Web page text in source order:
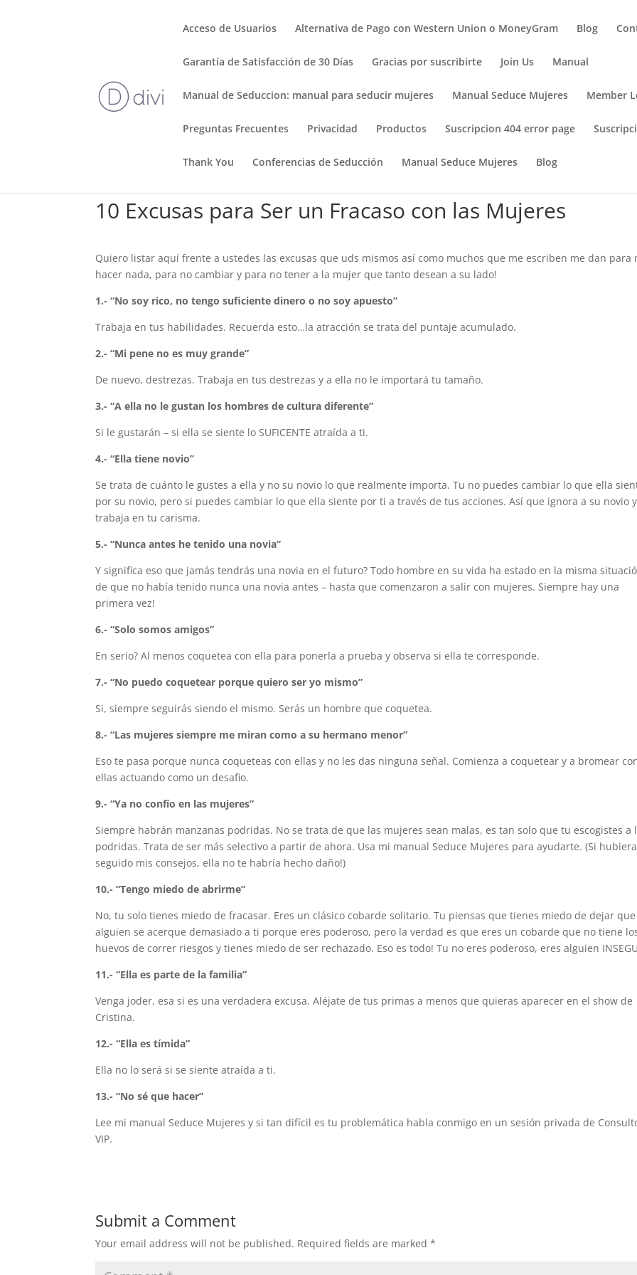
Acceso de Usuarios Alternativa de Pago con Western Union o MoneyGram Blog
Garantía de Satisfacción de 30 Días Gracias por suscribirte Join Us Manual
Manual de Seduccion: manual para seducir mujeres Manual Seduce Mujeres Member
Preguntas Frecuentes Privacidad Productos Suscripcion 404 error page
Thank You Conferencias de Seducción Manual Seduce Mujeres Blog
10 Excusas para Ser un Fracaso con las Mujeres
Quiero listar aquí frente a ustedes las excusas que uds mismos así como muchos que me escriben me dan para
hacer nada, para no cambiar y para no tener a la mujer que tanto desean a su lado!
1.- “No soy rico, no tengo suficiente dinero o no soy apuesto”
Trabaja en tus habilidades. Recuerda esto…la atracción se trata del puntaje acumulado.
2.- “Mi pene no es muy grande”
De nuevo, destrezas. Trabaja en tus destrezas y a ella no le importará tu tamaño.
3.- “A ella no le gustan los hombres de cultura diferente”
Si le gustarán – si ella se siente lo SUFICENTE atraída a ti.
4.- “Ella tiene novio”
Se trata de cuánto le gustes a ella y no su novio lo que realmente importa. Tu no puedes cambiar lo que ella
por su novio, pero si puedes cambiar lo que ella siente por ti a través de tus acciones. Así que ignora a su novio y
trabaja en tu carisma.
5.- “Nunca antes he tenido una novia”
Y significa eso que jamás tendrás una novia en el futuro? Todo hombre en su vida ha estado en la misma
de que no había tenido nunca una novia antes – hasta que comenzaron a salir con mujeres. Siempre hay una
primera vez!
6.- “Solo somos amigos”
En serio? Al menos coquetea con ella para ponerla a prueba y observa si ella te corresponde.
7.- “No puedo coquetear porque quiero ser yo mismo”
Si, siempre seguirás siendo el mismo. Serás un hombre que coquetea.
8.- “Las mujeres siempre me miran como a su hermano menor”
Eso te pasa porque nunca coqueteas con ellas y no les das ninguna señal. Comienza a coquetear y a bromear
ellas actuando como un desafio.
9.- “Ya no confío en las mujeres”
Siempre habrán manzanas podridas. No se trata de que las mujeres sean malas, es tan solo que tu escogistes a
podridas. Trata de ser más selectivo a partir de ahora. Usa mi manual Seduce Mujeres para ayudarte. (Si
seguido mis consejos, ella no te habría hecho daño!)
10.- “Tengo miedo de abrirme”
No, tu solo tienes miedo de fracasar. Eres un clásico cobarde solitario. Tu piensas que tienes miedo de dejar que
alguien se acerque demasiado a ti porque eres poderoso, pero la verdad es que eres un cobarde que no tiene
huevos de correr riesgos y tienes miedo de ser rechazado. Eso es todo! Tu no eres poderoso, eres alguien
11.- “Ella es parte de la familia”
Venga joder, esa si es una verdadera excusa. Aléjate de tus primas a menos que quieras aparecer en el show de
Cristina.
12.- “Ella es tímida”
Ella no lo será si se siente atraída a ti.
13.- “No sé que hacer”
Lee mi manual Seduce Mujeres y si tan difícil es tu problemática habla conmigo en un sesión privada de
VIP.
Submit a Comment
Your email address will not be published. Required fields are marked*